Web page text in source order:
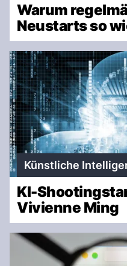
Warum
Neustarts so
Künstliche
KI-
Vivienne Ming